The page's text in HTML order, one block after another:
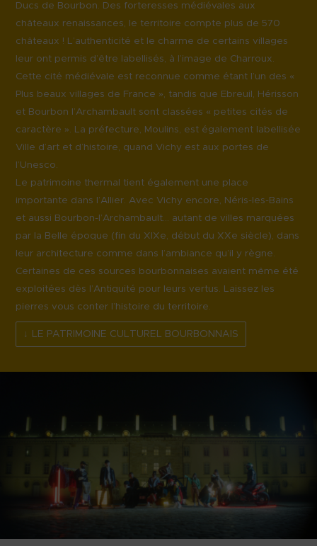
Ducs de Bourbon. Des forteresses médiévales aux
châteaux renaissances, le territoire compte plus de 570
châteaux ! L’authenticité et le charme de certains villages
leur ont permis d’être labellisés, à l’image de Charroux.
Cette cité médiévale est reconnue comme étant l’un des «
Plus beaux villages de France », tandis que Ebreuil, Hérisson
et Bourbon l’Archambault sont classées « petites cités de
caractère ». La préfecture, Moulins, est également labellisée
Ville d’art et d’histoire, quand Vichy est aux portes de
l’Unesco.
Le patrimoine thermal tient également une place
importante dans l’Allier. Avec Vichy encore, Néris-les-Bains
et aussi Bourbon-l’Archambault… autant de villes marquées
par la Belle époque (fin du XIXe, début du XXe siècle), dans
leur architecture comme dans l’ambiance qu’il y règne.
Certaines de ces sources bourbonnaises avaient même été
exploitées dès l’Antiquité pour leurs vertus. Laissez les
pierres vous conter l’histoire du territoire.
LE PATRIMOINE CULTUREL BOURBONNAIS